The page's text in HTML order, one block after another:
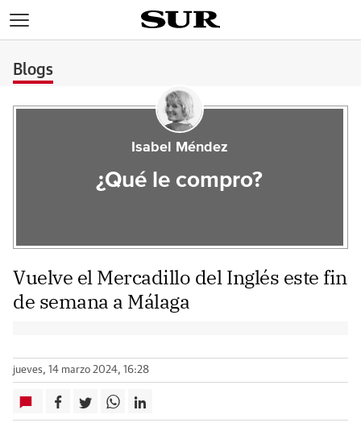
Blogs
Isabel Méndez
¿Qué le compro?
Vuelve el Mercadillo del Inglés este fin
de semana a Málaga
jueves, 14 marzo 2024, 16:28